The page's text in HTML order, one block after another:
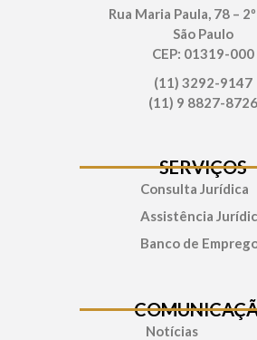
Rua Maria Paula, 78 –
São Paulo
CEP: 01319-000
(11) 3292-9147
(11) 9 8827-8726
SERVIÇOS
Consulta Jurídica
Assistência
Banco de
Notícias